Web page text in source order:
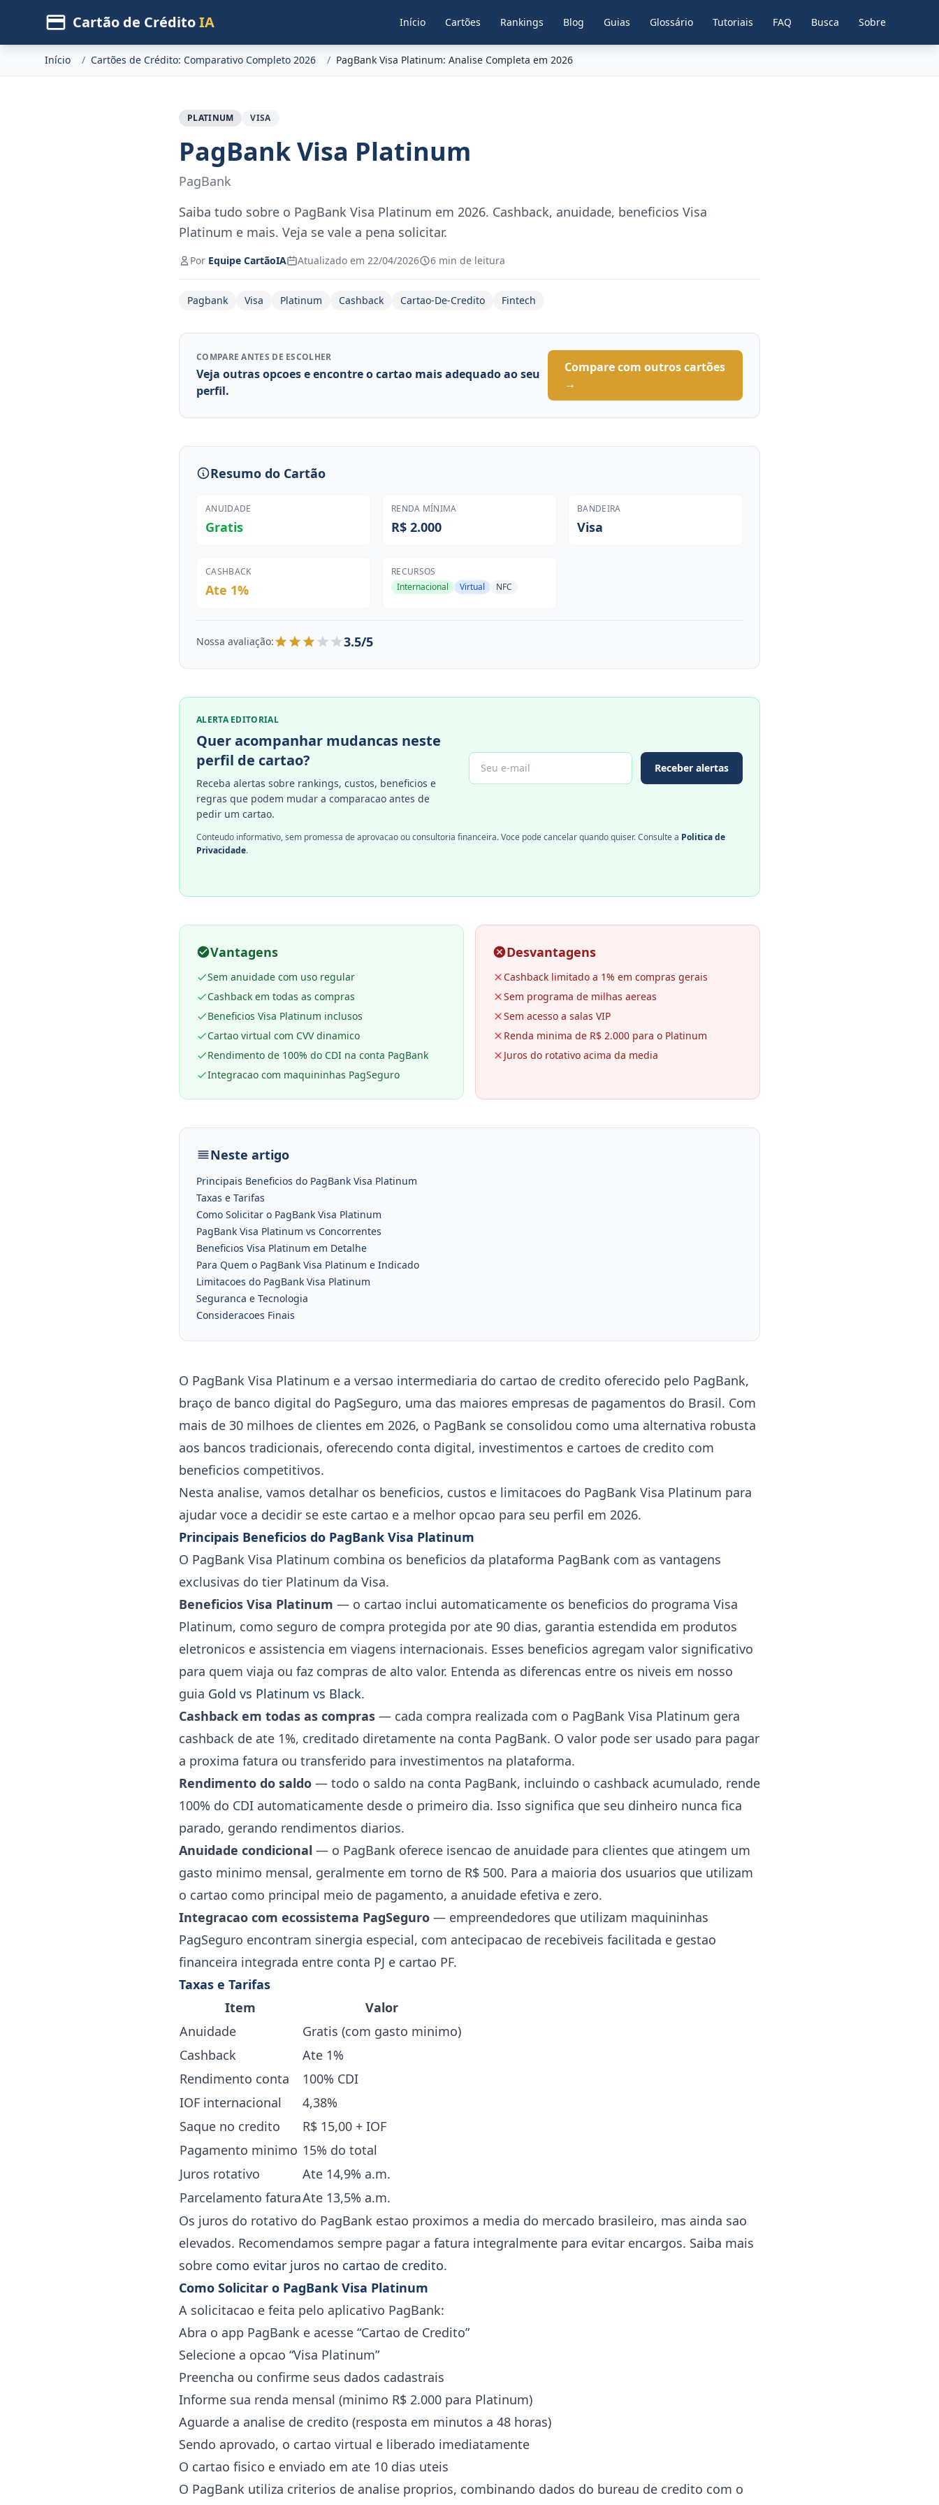
Cartão de CréditoIA Início Cartões Rankings Blog Guias Glossário Tutoriais FAQ Busca Sobre
Início / Cartões de Crédito: Comparativo Completo 2026 / PagBank Visa Platinum: Analise Completa em 2026
PLATINUM VISA
PagBank Visa Platinum
PagBank
Saiba tudo sobre o PagBank Visa Platinum em 2026. Cashback, anuidade, beneficios Visa
Platinum e mais. Veja se vale a pena solicitar.
Por Equipe CartãoIA Atualizado em 22/04/2026 6 min de leitura
Pagbank Visa Platinum Cashback Cartao-De-Credito Fintech
COMPARE ANTES DE ESCOLHER
Veja outras opcoes e encontre o cartao mais adequado ao seu
perfil.
Compare com outros cartões
→
Resumo do Cartão
ANUIDADE
Gratis
RENDA MÍNIMA
R$ 2.000
BANDEIRA
Visa
CASHBACK
Ate 1%
RECURSOS
Internacional
Virtual NFC
Nossa avaliação: 3.5/5
ALERTA EDITORIAL
Quer acompanhar mudancas neste
perfil de cartao?
Receba alertas sobre rankings, custos, beneficios e
regras que podem mudar a comparacao antes de
pedir um cartao.
Receber alertas
Conteudo informativo, sem promessa de aprovacao ou consultoria financeira. Voce pode cancelar quando quiser. Consulte a Politica de
Privacidade.
Vantagens
Sem anuidade com uso regular
Cashback em todas as compras
Beneficios Visa Platinum inclusos
Cartao virtual com CVV dinamico
Rendimento de 100% do CDI na conta PagBank
Integracao com maquininhas PagSeguro
Desvantagens
Cashback limitado a 1% em compras gerais
Sem programa de milhas aereas
Sem acesso a salas VIP
Renda minima de R$ 2.000 para o Platinum
Juros do rotativo acima da media
Neste artigo
Principais Beneficios do PagBank Visa Platinum
Taxas e Tarifas
Como Solicitar o PagBank Visa Platinum
PagBank Visa Platinum vs Concorrentes
Beneficios Visa Platinum em Detalhe
Para Quem o PagBank Visa Platinum e Indicado
Limitacoes do PagBank Visa Platinum
Seguranca e Tecnologia
Consideracoes Finais
O PagBank Visa Platinum e a versao intermediaria do cartao de credito oferecido pelo PagBank,
braço de banco digital do PagSeguro, uma das maiores empresas de pagamentos do Brasil. Com
mais de 30 milhoes de clientes em 2026, o PagBank se consolidou como uma alternativa robusta
aos bancos tradicionais, oferecendo conta digital, investimentos e cartoes de credito com
beneficios competitivos.
Nesta analise, vamos detalhar os beneficios, custos e limitacoes do PagBank Visa Platinum para
ajudar voce a decidir se este cartao e a melhor opcao para seu perfil em 2026.
Principais Beneficios do PagBank Visa Platinum
O PagBank Visa Platinum combina os beneficios da plataforma PagBank com as vantagens
exclusivas do tier Platinum da Visa.
Beneficios Visa Platinum — o cartao inclui automaticamente os beneficios do programa Visa
Platinum, como seguro de compra protegida por ate 90 dias, garantia estendida em produtos
eletronicos e assistencia em viagens internacionais. Esses beneficios agregam valor significativo
para quem viaja ou faz compras de alto valor. Entenda as diferencas entre os niveis em nosso
guia Gold vs Platinum vs Black.
Cashback em todas as compras — cada compra realizada com o PagBank Visa Platinum gera
cashback de ate 1%, creditado diretamente na conta PagBank. O valor pode ser usado para pagar
a proxima fatura ou transferido para investimentos na plataforma.
Rendimento do saldo — todo o saldo na conta PagBank, incluindo o cashback acumulado, rende
100% do CDI automaticamente desde o primeiro dia. Isso significa que seu dinheiro nunca fica
parado, gerando rendimentos diarios.
Anuidade condicional — o PagBank oferece isencao de anuidade para clientes que atingem um
gasto minimo mensal, geralmente em torno de R$ 500. Para a maioria dos usuarios que utilizam
o cartao como principal meio de pagamento, a anuidade efetiva e zero.
Integracao com ecossistema PagSeguro — empreendedores que utilizam maquininhas
PagSeguro encontram sinergia especial, com antecipacao de recebiveis facilitada e gestao
financeira integrada entre conta PJ e cartao PF.
Taxas e Tarifas
Item
Valor
Anuidade
Gratis (com gasto minimo)
Cashback
Ate 1%
Rendimento conta
100% CDI
IOF internacional
4,38%
Saque no credito
R$ 15,00 + IOF
Pagamento minimo 15% do total
Juros rotativo
Ate 14,9% a.m.
Parcelamento faturaAte 13,5% a.m.
Os juros do rotativo do PagBank estao proximos a media do mercado brasileiro, mas ainda sao
elevados. Recomendamos sempre pagar a fatura integralmente para evitar encargos. Saiba mais
sobre como evitar juros no cartao de credito.
Como Solicitar o PagBank Visa Platinum
A solicitacao e feita pelo aplicativo PagBank:
Abra o app PagBank e acesse “Cartao de Credito”
Selecione a opcao “Visa Platinum”
Preencha ou confirme seus dados cadastrais
Informe sua renda mensal (minimo R$ 2.000 para Platinum)
Aguarde a analise de credito (resposta em minutos a 48 horas)
Sendo aprovado, o cartao virtual e liberado imediatamente
O cartao fisico e enviado em ate 10 dias uteis
O PagBank utiliza criterios de analise proprios, combinando dados do bureau de credito com o